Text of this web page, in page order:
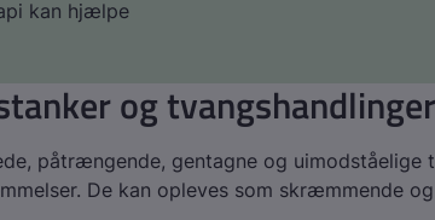
kan hjælpe
og
påtrængende, gentagne og uimodståelige
De kan opleves som skræmmende